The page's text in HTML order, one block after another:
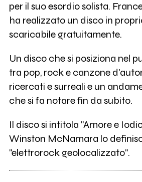
per il suo esordio solista.
ha realizzato un disco in
scaricabile gratuitamente.
Un disco che si posiziona nel
tra pop, rock e canzone
ricercati e surreali e un
che si fa notare fin da subito.
Il disco si intitola "Amore e
Winston McNamara lo
"elettrorock geolocalizzato".